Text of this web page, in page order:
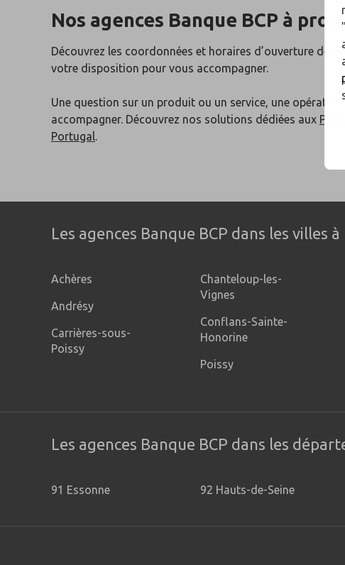
Argenteuil
83 bis rue Paul Vaillant Couturier
95100 Argenteuil
Fermée aujourd'hui
Distance : 14 km
Nos agences Banque BCP à
Découvrez les coordonnées et horaires d’ouverture de
votre disposition pour vous accompagner.
Une question sur un produit ou un service, une
accompagner. Découvrez nos solutions dédiées aux
Portugal.
Les agences Banque BCP dans les villes
Achères
Andrésy
Carrières-sous-
Poissy
Chanteloup-les-
Vignes
Conflans-Sainte-
Honorine
Poissy
Les agences Banque BCP dans les
91 Essonne 92 Hauts-de-Seine